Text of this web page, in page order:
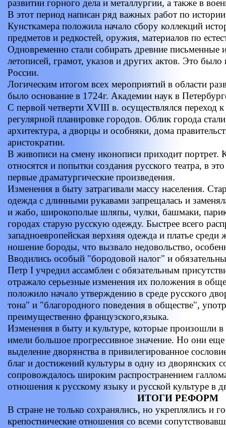
развитии горного дела и металлургии, а также в
В этот период написан ряд важных работ по
Кунсткамера положила начало сбору коллекций
предметов и редкостей, оружия, материалов по
Одновременно стали собирать древние письменные
летописей, грамот, указов и других актов. Это было
России.
Логическим итогом всех мероприятий в области
было основание в 1724г. Академии наук в
С первой четверти XVIII в. осуществлялся переход к
регулярной планировке городов. Облик города
архитектура, а дворцы и особняки, дома
аристократии.
В живописи на смену иконописи приходит портрет.
относятся и попытки создания русского театра, в
первые драматургические произведения.
Изменения в быту затрагивали массу населения.
одежда с длинными рукавами запрещалась и
и жабо, широкополые шляпы, чулки, башмаки,
городах старую русскую одежду. Быстрее всего
западноевропейская верхняя одежда и платье
ношение бороды, что вызвало недовольство,
Вводились особый "бородовой налог" и
Петр I учредил ассамблеи с обязательным
отражало серьезные изменения их положения в
положило начало утверждению в среде русского
тона" и "благородного поведения в обществе",
преимущественно французского,языка.
Изменения в быту и культуре, которые произошли
имели большое прогрессивное значение. Но они
выделение дворянства в привилегированное
благ и достижений культуры в одну из дворянских
сопровождалось широким распространением
отношения к русскому языку и русской культуре в
ИТОГИ РЕФОРМ
В стране не только сохранялись, но укреплялись и
крепостнические отношения со всеми